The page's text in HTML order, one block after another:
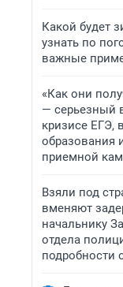
Какой будет
узнать по
важные
«Как они
— серьезный
кризисе ЕГЭ,
образования
приемной
Взяли под
вменяют
начальнику
отдела
подробности